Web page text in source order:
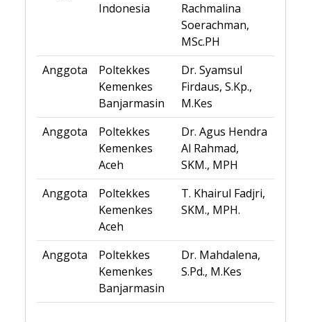
Indonesia
Rachmalina
Soerachman,
MSc.PH
Anggota
Poltekkes
Kemenkes
Banjarmasin
Dr. Syamsul
Firdaus, S.Kp.,
M.Kes
Anggota
Poltekkes
Kemenkes
Aceh
Dr. Agus Hendra
Al Rahmad,
SKM., MPH
Anggota
Poltekkes
Kemenkes
Aceh
T. Khairul Fadjri,
SKM., MPH.
Anggota
Poltekkes
Kemenkes
Banjarmasin
Dr. Mahdalena,
S.Pd., M.Kes